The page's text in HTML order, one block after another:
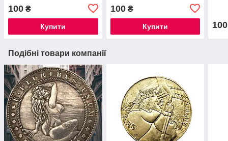
100 ₴
Купити
двоколірна
100₴
Купити 100
Подібні товари компанії